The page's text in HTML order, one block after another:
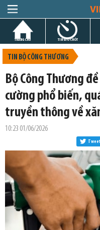
TRANG CHỦ TIN GIỜ CHÓT
TIN BỘ CÔNG THƯƠNG
Bộ Công Thương
cường phổ biến,
truyền thông về
10:23 01/06/2026
Tweet